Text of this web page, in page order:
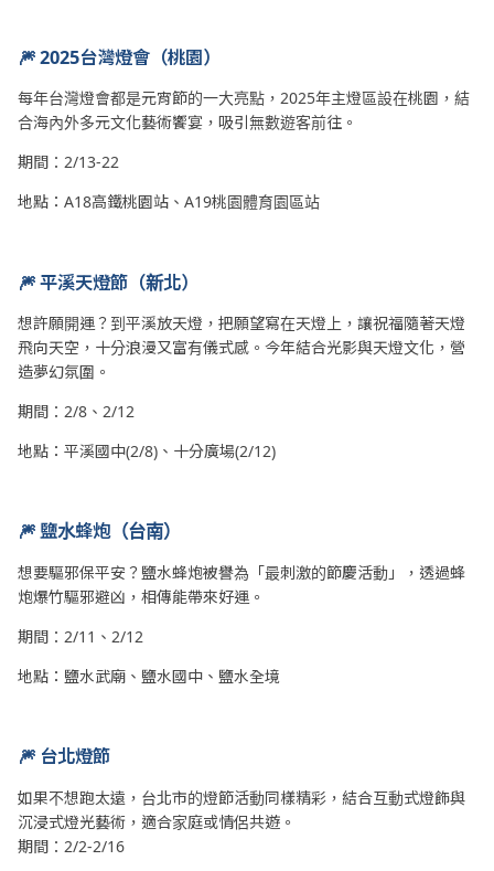
🎆 2025台灣燈會（桃園）
每年台灣燈會都是元宵節的一大亮點，2025年主燈區設在桃園，結
合海內外多元文化藝術饗宴，吸引無數遊客前往。
期間：2/13-22
地點：A18高鐵桃園站、A19桃園體育園區站
🎆 平溪天燈節（新北）
想許願開運？到平溪放天燈，把願望寫在天燈上，讓祝福隨著天燈
飛向天空，十分浪漫又富有儀式感。今年結合光影與天燈文化，營
造夢幻氛圍。
期間：2/8、2/12
地點：平溪國中(2/8)、十分廣場(2/12)
🎆 鹽水蜂炮（台南）
想要驅邪保平安？鹽水蜂炮被譽為「最刺激的節慶活動」，透過蜂
炮爆竹驅邪避凶，相傳能帶來好運。
期間：2/11、2/12
地點：鹽水武廟、鹽水國中、鹽水全境
🎆 台北燈節
如果不想跑太遠，台北市的燈節活動同樣精彩，結合互動式燈飾與
沉浸式燈光藝術，適合家庭或情侶共遊。
期間：2/2-2/16